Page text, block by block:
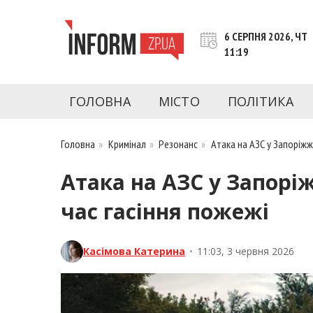
INFORM.ZP.UA – це інформаційний
Запоріжжя та Запорізької області на день.
6 СЕРПНЯ 2026, ЧТ
11:19
ГОЛОВНА МІСТО ПОЛІТИКА
Головна » Кримінал »Резонанс » Атака на АЗС у
Атака на АЗС у
час гасіння пожежі
Касімова Катерина • 11:03, 3 червня 2026